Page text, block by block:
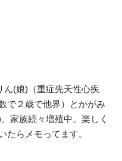
(娘)（重症先天性心疾
で２歳で他界）とかがみ
家族続々増殖中。楽しく
たらメモってます。